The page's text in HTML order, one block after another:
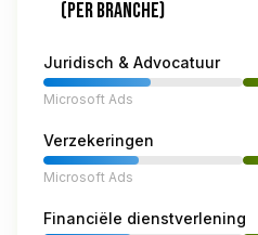
(PER BRANCHE)
Juridisch & Advocatuur
Microsoft Ads
Verzekeringen
Microsoft Ads
Financiële dienstverlening